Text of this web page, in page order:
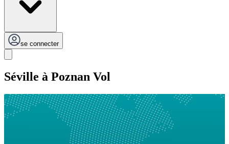
se connecter
Séville à Poznan Vol